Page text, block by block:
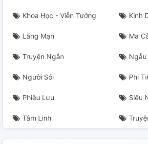
Khoa Học - Viễn Tưởng Kinh
Lãng Mạn Ma
Truyện Ngắn Ngẫu
Người Sói Phi
Phiêu Lưu Siêu
Tâm Linh